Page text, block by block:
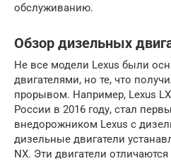
обслуживанию.
Обзор дизельных
Не все модели Lexus были
двигателями, но те, что
прорывом. Например, Lexus
России в 2016 году, стал
внедорожником Lexus с
дизельные двигатели
NX. Эти двигатели